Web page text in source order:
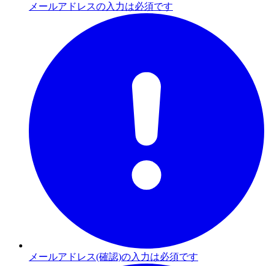
メールアドレスの入力は必須です
メールアドレス(確認)の入力は必須です